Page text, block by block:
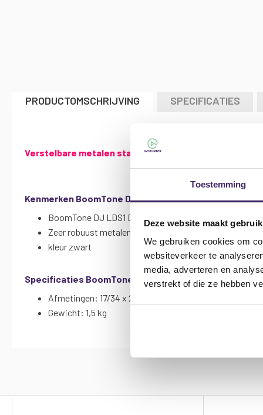
Toestemming
Deze website maakt
We gebruiken cookies om
websiteverkeer te
media, adverteren en
verstrekt of die ze hebben
PRODUCTOMSCHRIJVING SPECIFICATIES
Verstelbare metalen standaard voor uw BoomToneDJ
Kenmerken BoomTone DJ LDS1 laptop standaard:
BoomTone DJ LDS1 DJ-ondersteuning voor laptop of
Zeer robuust metalen chassis
kleur zwart
Specificaties BoomTone DJ LDS1 laptop standaard:
Afmetingen: 17/34 x 22,5 x 26,5 cm
Gewicht: 1,5 kg